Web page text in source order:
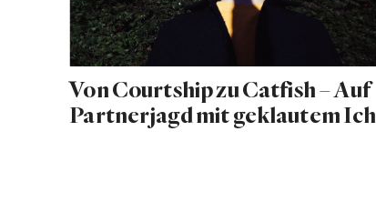
Von Courtship zu Catfish – Auf
Partnerjagd mit geklautem Ich